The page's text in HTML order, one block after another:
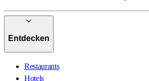
Entdecken
Restaurants
Hotels